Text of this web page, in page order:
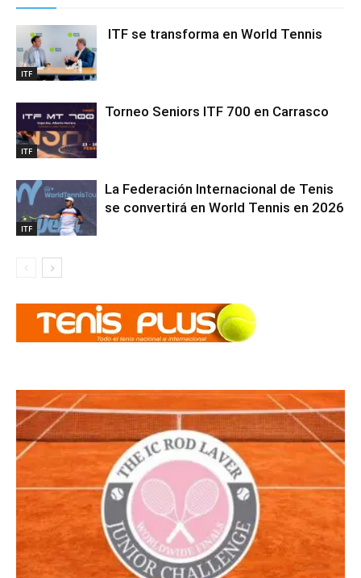
ITF
ITF se transforma en World Tennis
ITF
Torneo Seniors ITF 700 en Carrasco
ITF
La Federación Internacional de Tenis
se convertirá en World Tennis en 2026